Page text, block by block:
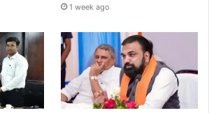
1 week ago